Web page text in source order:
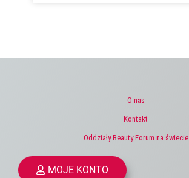
O nas
Kontakt
Oddziały Beauty Forum na świecie
MOJE KONTO